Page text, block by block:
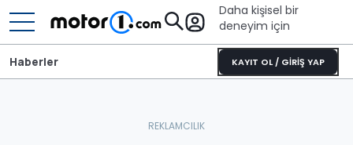
Daha kişisel bir
deneyim için
KAYIT OL / GİRİŞ YAP
Haberler